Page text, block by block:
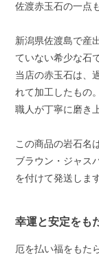
佐渡赤玉石の一点
新潟県佐渡島で産
ていない希少な石
当店の赤玉石は、
れて加工したもの。
職人が丁寧に磨き
この商品の岩石名
ブラウン・ジャス
を付けて発送します
幸運と安定をも
厄を払い福をもた